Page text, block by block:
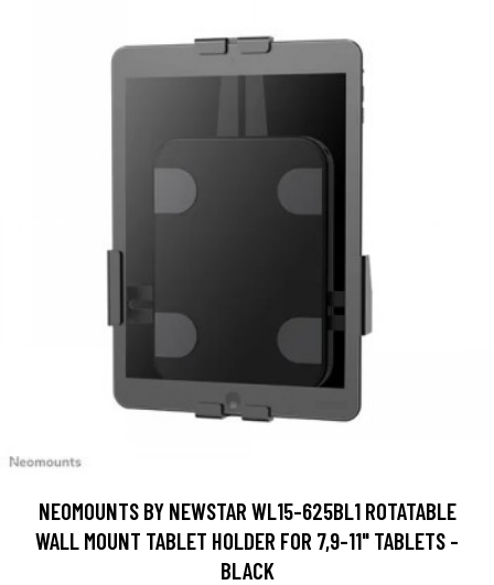
NEOMOUNTS BY NEWSTAR WL15-625BL1 ROTATABLE
WALL MOUNT TABLET HOLDER FOR 7,9-11" TABLETS -
BLACK